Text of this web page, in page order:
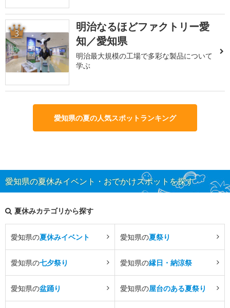
3
明治なるほどファクトリー愛
知／愛知県
明治最大規模の工場で多彩な製品について
学ぶ
愛知県の夏の人気スポットランキング
愛知県の夏休みイベント・おでかけスポットを探す
夏休みカテゴリから探す
愛知県の夏休みイベント 愛知県の夏祭り
愛知県の七夕祭り 愛知県の縁日・納涼祭
愛知県の盆踊り 愛知県の屋台のある夏祭り